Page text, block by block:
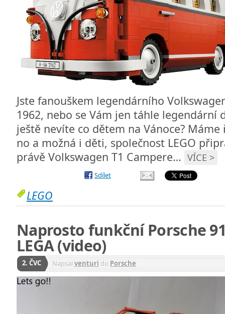
Jste fanouškem legendárního
1962, nebo se Vám jen táhle legendární
ještě nevíte co dětem na Vánoce?
no a možná i děti, společnost LEGO
právě Volkswagen T1 Campere… VÍCE >
Sdílet
LEGO
Naprosto funkční Porsche
LEGA (video)
2. ČVC Napsal venturi do Porsche